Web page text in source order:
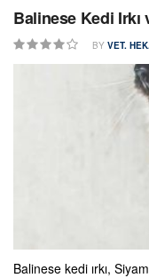
Balinese Kedi Irkı
BY VET.
Balinese kedi ırkı,